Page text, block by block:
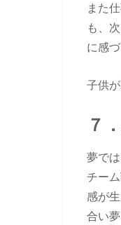
また
も、
に感
子供
７
夢で
チー
感が
合い